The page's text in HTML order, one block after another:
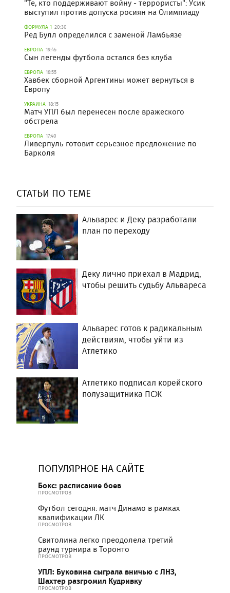
"Те, кто поддерживают войну - террористы": Усик
выступил против допуска росиян на Олимпиаду
ФОРМУЛА 1 20:30
Ред Булл определился с заменой Ламбьязе
ЕВРОПА 19:45
Сын легенды футбола остался без клуба
ЕВРОПА 18:55
Хавбек сборной Аргентины может вернуться в
Европу
УКРАИНА 18:15
Матч УПЛ был перенесен после вражеского
обстрела
ЕВРОПА 17:40
Ливерпуль готовит серьезное предложение по
Барколя
СТАТЬИ ПО ТЕМЕ
Альварес и Деку разработали
план по переходу
Деку лично приехал в Мадрид,
чтобы решить судьбу Альвареса
Альварес готов к радикальным
действиям, чтобы уйти из
Атлетико
Атлетико подписал корейского
полузащитника ПСЖ
ПОПУЛЯРНОЕ НА САЙТЕ
Бокс: расписание боев
ПРОСМОТРОВ
Футбол сегодня: матч Динамо в рамках
квалификации ЛК
ПРОСМОТРОВ
Свитолина легко преодолела третий
раунд турнира в Торонто
ПРОСМОТРОВ
УПЛ: Буковина сыграла вничью с ЛНЗ,
Шахтер разгромил Кудривку
ПРОСМОТРОВ